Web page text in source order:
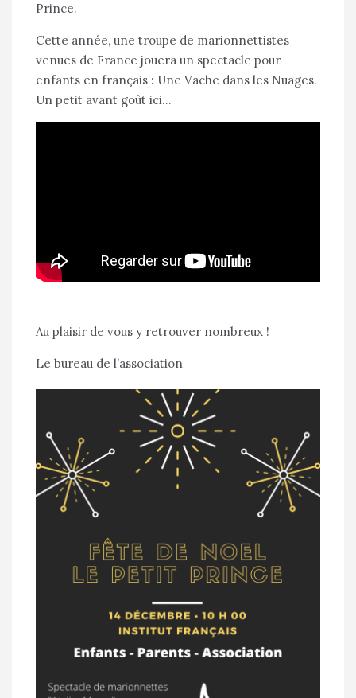
Prince.
Cette année, une troupe de marionnettistes
venues de France jouera un spectacle pour
enfants en français : Une Vache dans les Nuages.
Un petit avant goût ici…
Au plaisir de vous y retrouver nombreux !
Le bureau de l’association